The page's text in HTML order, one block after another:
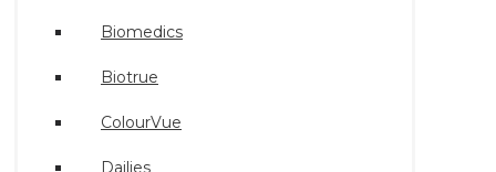
Biomedics
Biotrue
ColourVue
Dailies